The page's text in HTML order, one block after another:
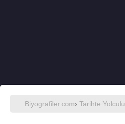
Biyografiler.com› Tarihte